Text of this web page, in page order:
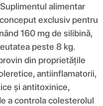
alimentar
exclusiv pentru
160 mg de silibină,
peste 8 kg.
din proprietățile
antiinflamatorii,
și antitoxinice,
a controla colesterolul